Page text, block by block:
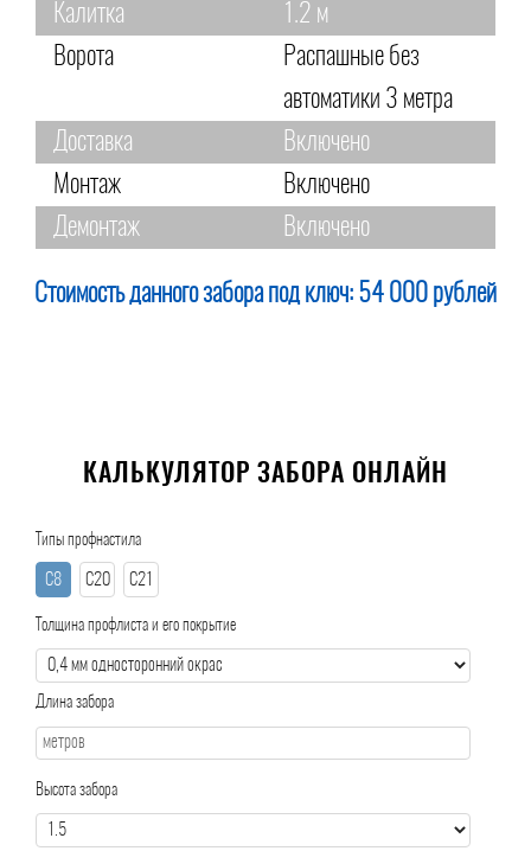
Калитка
1.2 м
Ворота
Распашные без
автоматики 3 метра
Доставка
Включено
Монтаж
Включено
Демонтаж
Включено
Стоимость данного забора под ключ: 54 000 рублей
КАЛЬКУЛЯТОР ЗАБОРА ОНЛАЙН
Типы профнастила
С8 С20 С21
Толщина профлиста и его покрытие
Длина забора
Высота забора